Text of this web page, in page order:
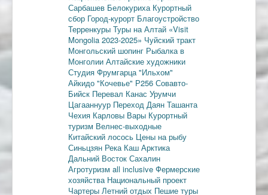
Сарбашев Белокуриха Курортный
сбор Город-курорт Благоустройство
Терренкуры Туры на Алтай «Visit
Mongolia 2023-2025» Чуйский тракт
Монгольский шопинг Рыбалка в
Монголии Алтайские художники
Студия Фрумгарца "Ильхом"
Айкидо "Кочевье" Р256 Совавто-
Бийск Перевал Канас Урумчи
Цагааннуур Переход Даян Ташанта
Чехия Карловы Вары Курортный
туризм Велнес-выходные
Китайский лосось Цены на рыбу
Синьцзян Река Каш Арктика
Дальний Восток Сахалин
Агротуризм all inclusive Фермерские
хозяйства Национальный проект
Чартеры Летний отдых Пешие туры